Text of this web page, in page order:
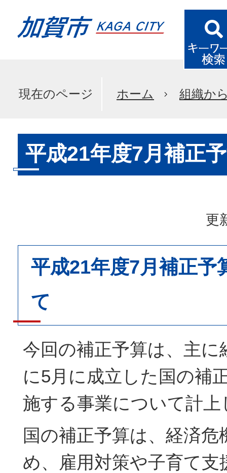
現在のページ ホーム 組織か
平成21年度7月補正
更
平成21年度7月補正予
て
今回の補正予算は、主に
に5月に成立した国の補
施する事業について計
国の補正予算は、経済
め、雇用対策や子育て支